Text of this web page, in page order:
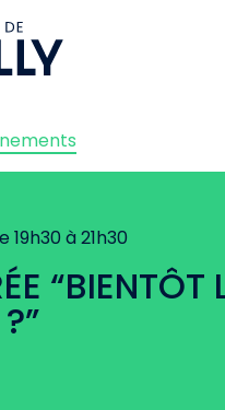
19h30 à 21h30
“BIENTÔT